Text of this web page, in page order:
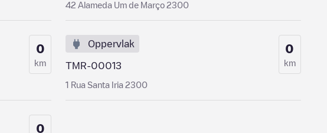
42 Alameda Um de Março 2300
0
km
Oppervlak
TMR-00013
1 Rua Santa Iria 2300
0
km
0